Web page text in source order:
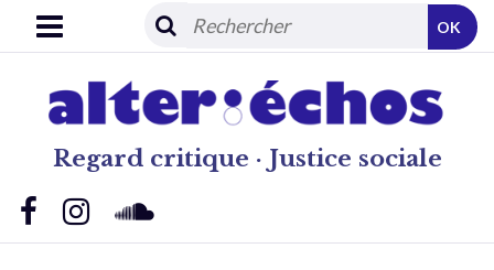
Regard critique · Justice sociale
OK